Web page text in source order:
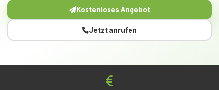
Kostenloses Angebot
Jetzt anrufen